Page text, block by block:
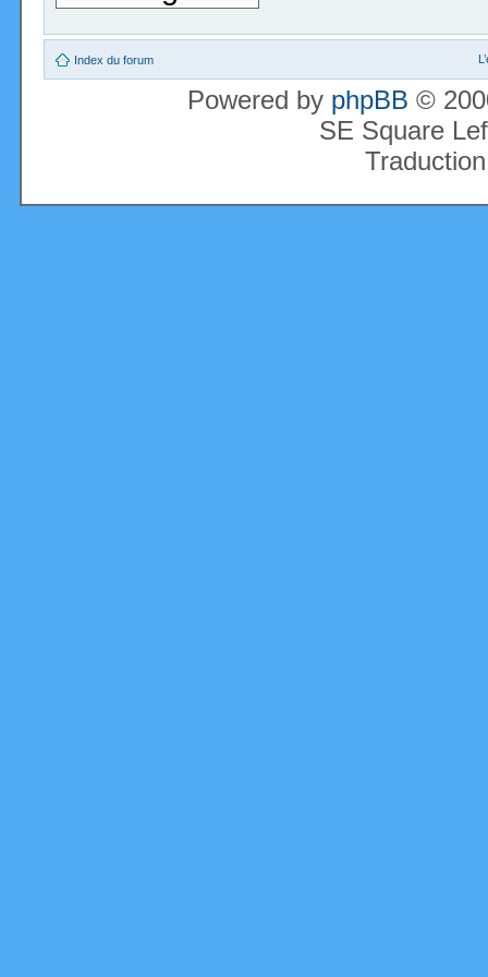
Index du forum
Powered by phpBB ©
SE Square